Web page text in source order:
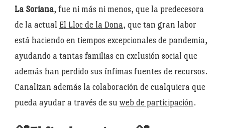
La Soriana, fue ni más ni menos, que la predecesora
de la actual El Lloc de la Dona, que tan gran labor
está haciendo en tiempos excepcionales de pandemia,
ayudando a tantas familias en exclusión social que
además han perdido sus ínfimas fuentes de recursos.
Canalizan además la colaboración de cualquiera que
pueda ayudar a través de su web de participación.